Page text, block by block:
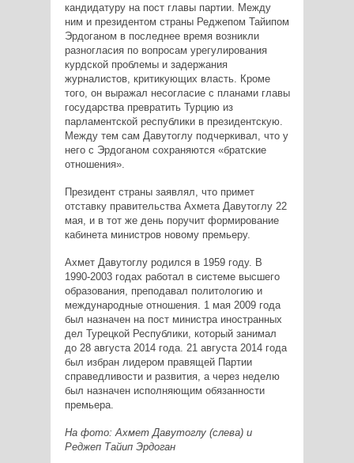
кандидатуру на пост главы партии. Между
ним и президентом страны Реджепом Тайипом
Эрдоганом в последнее время возникли
разногласия по вопросам урегулирования
курдской проблемы и задержания
журналистов, критикующих власть. Кроме
того, он выражал несогласие с планами главы
государства превратить Турцию из
парламентской республики в президентскую.
Между тем сам Давутоглу подчеркивал , что у
него с Эрдоганом сохраняются «братские
отношения».
Президент страны заявлял, что примет
отставку правительства Ахмета Давутоглу 22
мая, и в тот же день поручит формирование
кабинета министров новому премьеру.
Ахмет Давутоглу родился в 1959 году. В
1990-2003 годах работал в системе высшего
образования, преподавал политологию и
международные отношения. 1 мая 2009 года
был назначен на пост министра иностранных
дел Турецкой Республики, который занимал
до 28 августа 2014 года. 21 августа 2014 года
был избран лидером правящей Партии
справедливости и развития, а через неделю
был назначен исполняющим обязанности
премьера.
На фото: Ахмет Давутоглу (слева) и
Реджеп Тайип Эрдоган